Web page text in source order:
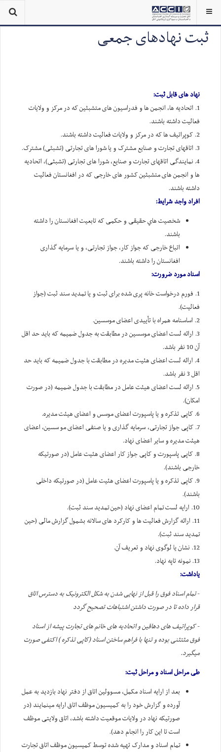
ثبت نهادهای جمعی
نهاد های قابل ثبت:
1. اتحادیه ها، انجمن ها و فدراسیون های متشبثین که در مرکز و ولایات
فعالیت داشته باشند.
2. کوپراتیف ها که در مرکز و ولایات فعالیت داشته باشند.
3. اتاقهای تجارت و صنایع مشترک و یا شورا های تجارتی (تشبثی) مشترک.
4. نمایندگی اتاقهای تجارت و صنایع، شورا های تجارتی (تشبثی)، اتحادیه
ها و انجمن های متشبثین کشور های خارجی که در افغانستان فعالیت
داشته باشند.
افراد واجد شرایط:
شخصيت هاي حقیقی و حکمی که تابعیت افغانستان را داشته
باشند.
اتباع خارجی که جواز کار، جواز تجارتی، و یا سرمایه گذاری
افغانستان را داشته باشند.
اسناد مورد ضرورت:
1. فورم درخواست خانه پری شده برای ثبت و یا تمدید سند ثبت (جواز
فعالیت).
2. اساسنامه همراه با تأییدی اعضای موسسین.
3. ارائه لست اعضای موسسین در مطابقت به جدول ضمیمه که باید حد اقل
آن 10 نفر باشد.
4. ارائه لست اعضای هئیت مدیره در مطابقت با جدول ضمیمه که باید حد
اقل 3 نفر باشد.
5. ارائه لست اعضای هیئت عامل در مطابقت با جدول ضمیمه (در صورت
امکان).
6. کاپی تذکره و یا پاسپورت اعضای موسس و اعضای هیئت مدیره.
7. کاپی جواز تجارتی، سرمایه گذاری و یا صنفی اعضای مو سسین، اعضای
هیئت مدیره و سایر اعضای نهاد.
8. کاپی پاسپورت و کاپی جواز کار اعضای هئیت عامل (در صورتیکه
خارجی باشند).
9. کاپی تذکره و یا پاسپورت اعضای هئیت عامل (در صورتیکه داخلی
باشند).
10. ارایه لست تمام اعضای نهاد (حین تمدید سند ثبت).
11. ارائه گزارش فعالیت ها و کارکرد های سالانه بشمول گزارش مالی (حین
تمدید سند ثبت).
12. نشان یا لوگوی نهاد و تعریف آن.
13. نمونه تاپه نهاد.
یاداشت:
-تمام اسناد فوق را قبل از نهایی شدن به شکل الکترونیک به دسترس اتاق
قرار داده تا در صورت داشتن اشتباهات تصحیح گردد
-کوپراتیف های دهاقین و اتحادیه های خانم های تجارت پیشه از اسناد
فوق مثتثنی بوده و تنها با فراهم ساختن اسناد (کاپی تذکره ) اکتفی صورت
میگیرد.
طی مراحل اسناد و مراحل ثبت:
بعد از ارایه اسناد مکمل، مسوولین اتاق از دفتر نهاد بازدید به عمل
آورده و گزارش خود را به کمیسیون موظف اتاق ارایه مینمایند (در
صورتیکه نهاد در ولایات موقعیت داشته باشد، اتاق ولایتی موظف
است تا این کار را انجام دهد).
تمام اسناد و مدارک تهیه شده توسط کمیسیون موظف اتاق تجارت